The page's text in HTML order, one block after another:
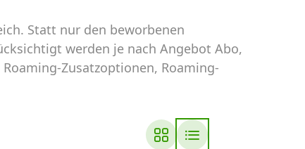
Statt nur den beworbenen
werden je nach Angebot Abo,
Zusatzoptionen, Roaming-